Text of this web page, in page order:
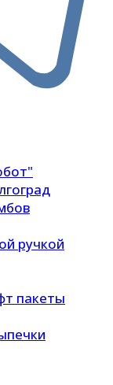
ручкой
пакеты